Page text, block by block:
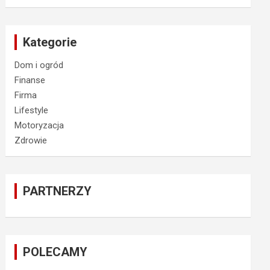
Kategorie
Dom i ogród
Finanse
Firma
Lifestyle
Motoryzacja
Zdrowie
PARTNERZY
POLECAMY